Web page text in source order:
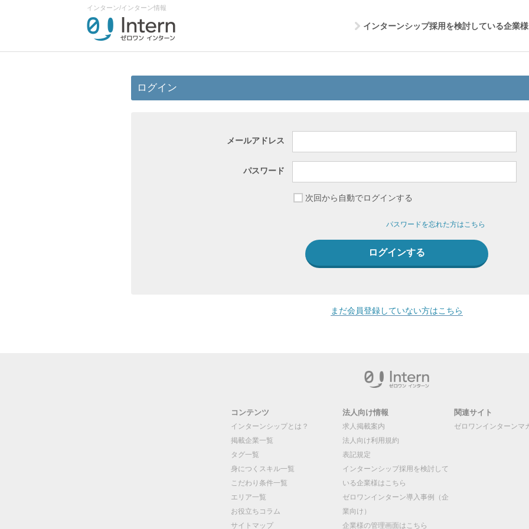
インターン/インターン情報
インターンシップ採用を検討している企業
ログイン
メールアドレス
パスワード
次回から自動でログインする
パスワードを忘れた方はこちら
まだ会員登録していない方はこちら
コンテンツ
インターンシップとは？
掲載企業一覧
タグ一覧
身につくスキル一覧
こだわり条件一覧
エリア一覧
お役立ちコラム
サイトマップ
法人向け情報
求人掲載案内
法人向け利用規約
表記規定
インターンシップ採用を検討して
いる企業様はこちら
ゼロワンインターン導入事例（企
業向け）
企業様の管理画面はこちら
関連サイト
ゼロワンインターンマ